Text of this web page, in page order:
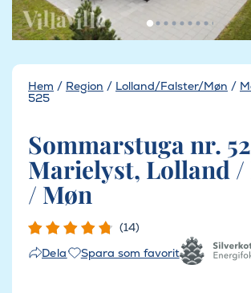
Hem / Region / Lolland/Falster/Møn /
525
Sommarstuga nr.
Marielyst, Lolland /
/ Møn
(14)
Dela
Spara som favorit